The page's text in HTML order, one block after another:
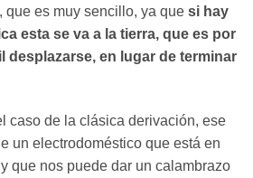
que es muy sencillo, ya que si hay
esta se va a la tierra, que es por
desplazarse, en lugar de terminar
caso de la clásica derivación, ese
un electrodoméstico que está en
que nos puede dar un calambrazo